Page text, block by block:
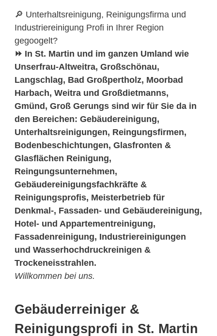
🔎 Unterhaltsreinigung, Reinigungsfirma und
Industriereinigung Profi in Ihrer Region
gegoogelt?
⏩ In St. Martin und im ganzen Umland wie
Unserfrau-Altweitra, Großschönau,
Langschlag, Bad Großpertholz, Moorbad
Harbach, Weitra und Großdietmanns,
Gmünd, Groß Gerungs sind wir für Sie da in
den Bereichen: Gebäudereinigung,
Unterhaltsreinigungen, Reingungsfirmen,
Bodenbeschichtungen, Glasfronten &
Glasflächen Reinigung,
Reingungsunternehmen,
Gebäudereinigungsfachkräfte &
Reinigungsprofis, Meisterbetrieb für
Denkmal-, Fassaden- und Gebäudereinigung,
Hotel- und Appartementreinigung,
Fassadenreinigung, Industriereinigungen
und Wasserhochdruckreinigen &
Trockeneisstrahlen.
Willkommen bei uns.
Gebäuderreiniger &
Reinigungsprofi in St. Martin